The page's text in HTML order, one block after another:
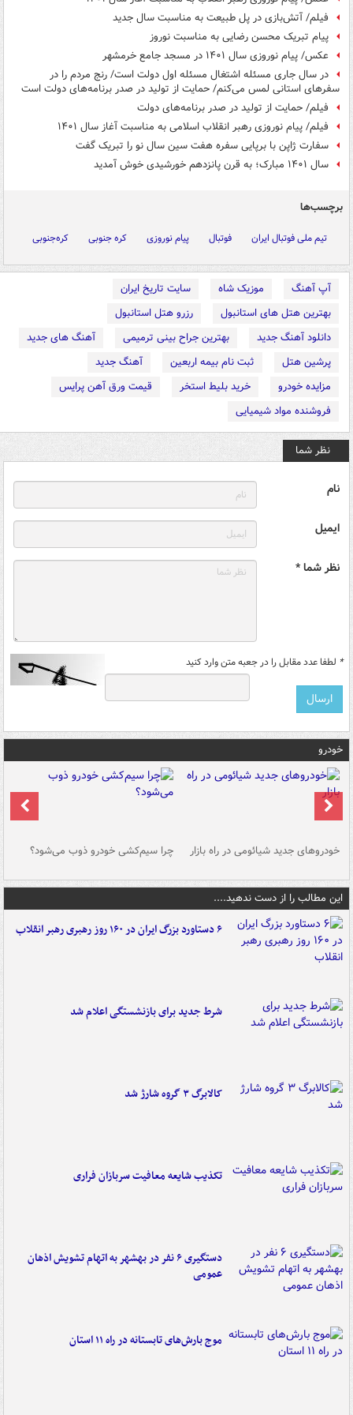
فیلم/ آتش‌بازی در پل طبیعت به مناسبت سال جدید
پیام تبریک محسن رضایی به مناسبت نوروز
عکس/ پیام نوروزی سال ۱۴۰۱ در مسجد جامع خرمشهر
در سال جاری مسئله اشتغال مسئله اول دولت است/ رنج مردم را در
سفرهای استانی لمس می‌کنم/ حمایت از تولید در صدر برنامه‌های دولت است
فیلم/ حمایت از تولید در صدر برنامه‌های دولت
فیلم/ پیام نوروزی رهبر انقلاب اسلامی به مناسبت آغاز سال ۱۴۰۱
سفارت ژاپن با برپایی سفره هفت سین سال نو را تبریک گفت
سال ۱۴۰۱ مبارک؛ به قرن پانزدهم خورشیدی خوش آمدید
برچسب‌ها
تیم ملی فوتبال ایران فوتبال پیام نوروزی کره جنوبی کره‌جنوبی
آپ آهنگ موزیک شاه
سایت تاریخ ایران
بهترین هتل های استانبول
رزرو هتل استانبول
دانلود آهنگ جدید
بهترین جراح بینی ترمیمی
آهنگ های جدید
پرشین هتل
ثبت نام بیمه اربعین
آهنگ جدید
مزایده خودرو
خرید بلیط استخر
قیمت ورق آهن پرایس
فروشنده مواد شیمیایی
نظر شما
نام
ایمیل
نظر شما *
* لطفا عدد مقابل را در جعبه متن وارد کنید
خودرو
خودروهای جدید شیائومی در راه بازار چرا سیم‌کشی خودرو ذوب می‌شود؟
این مطالب را از دست ندهید....
۶ دستاورد بزرگ ایران در ۱۶۰ روز رهبری رهبر انقلاب
شرط جدید برای بازنشستگی اعلام شد
کالابرگ ۳ گروه شارژ شد
تکذیب شایعه معافیت سربازان فراری
دستگیری ۶ نفر در بهشهر به اتهام تشویش اذهان
عمومی
موج بارش‌های تابستانه در راه ۱۱ استان